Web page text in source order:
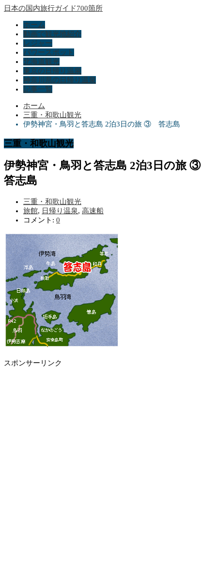
日本の国内旅行ガイド700箇所
ホーム
動画で観光地紹介
レジャー
パワースポット
北海道観光
東京の日帰り温泉
神奈川県の日帰り温泉
記事一覧
ホーム
三重・和歌山観光
伊勢神宮・鳥羽と答志島 2泊3日の旅 ③ 答志島
三重・和歌山観光
伊勢神宮・鳥羽と答志島 2泊3日の旅 ③
答志島
三重・和歌山観光
旅館, 日帰り温泉, 高速船
コメント: 0
スポンサーリンク